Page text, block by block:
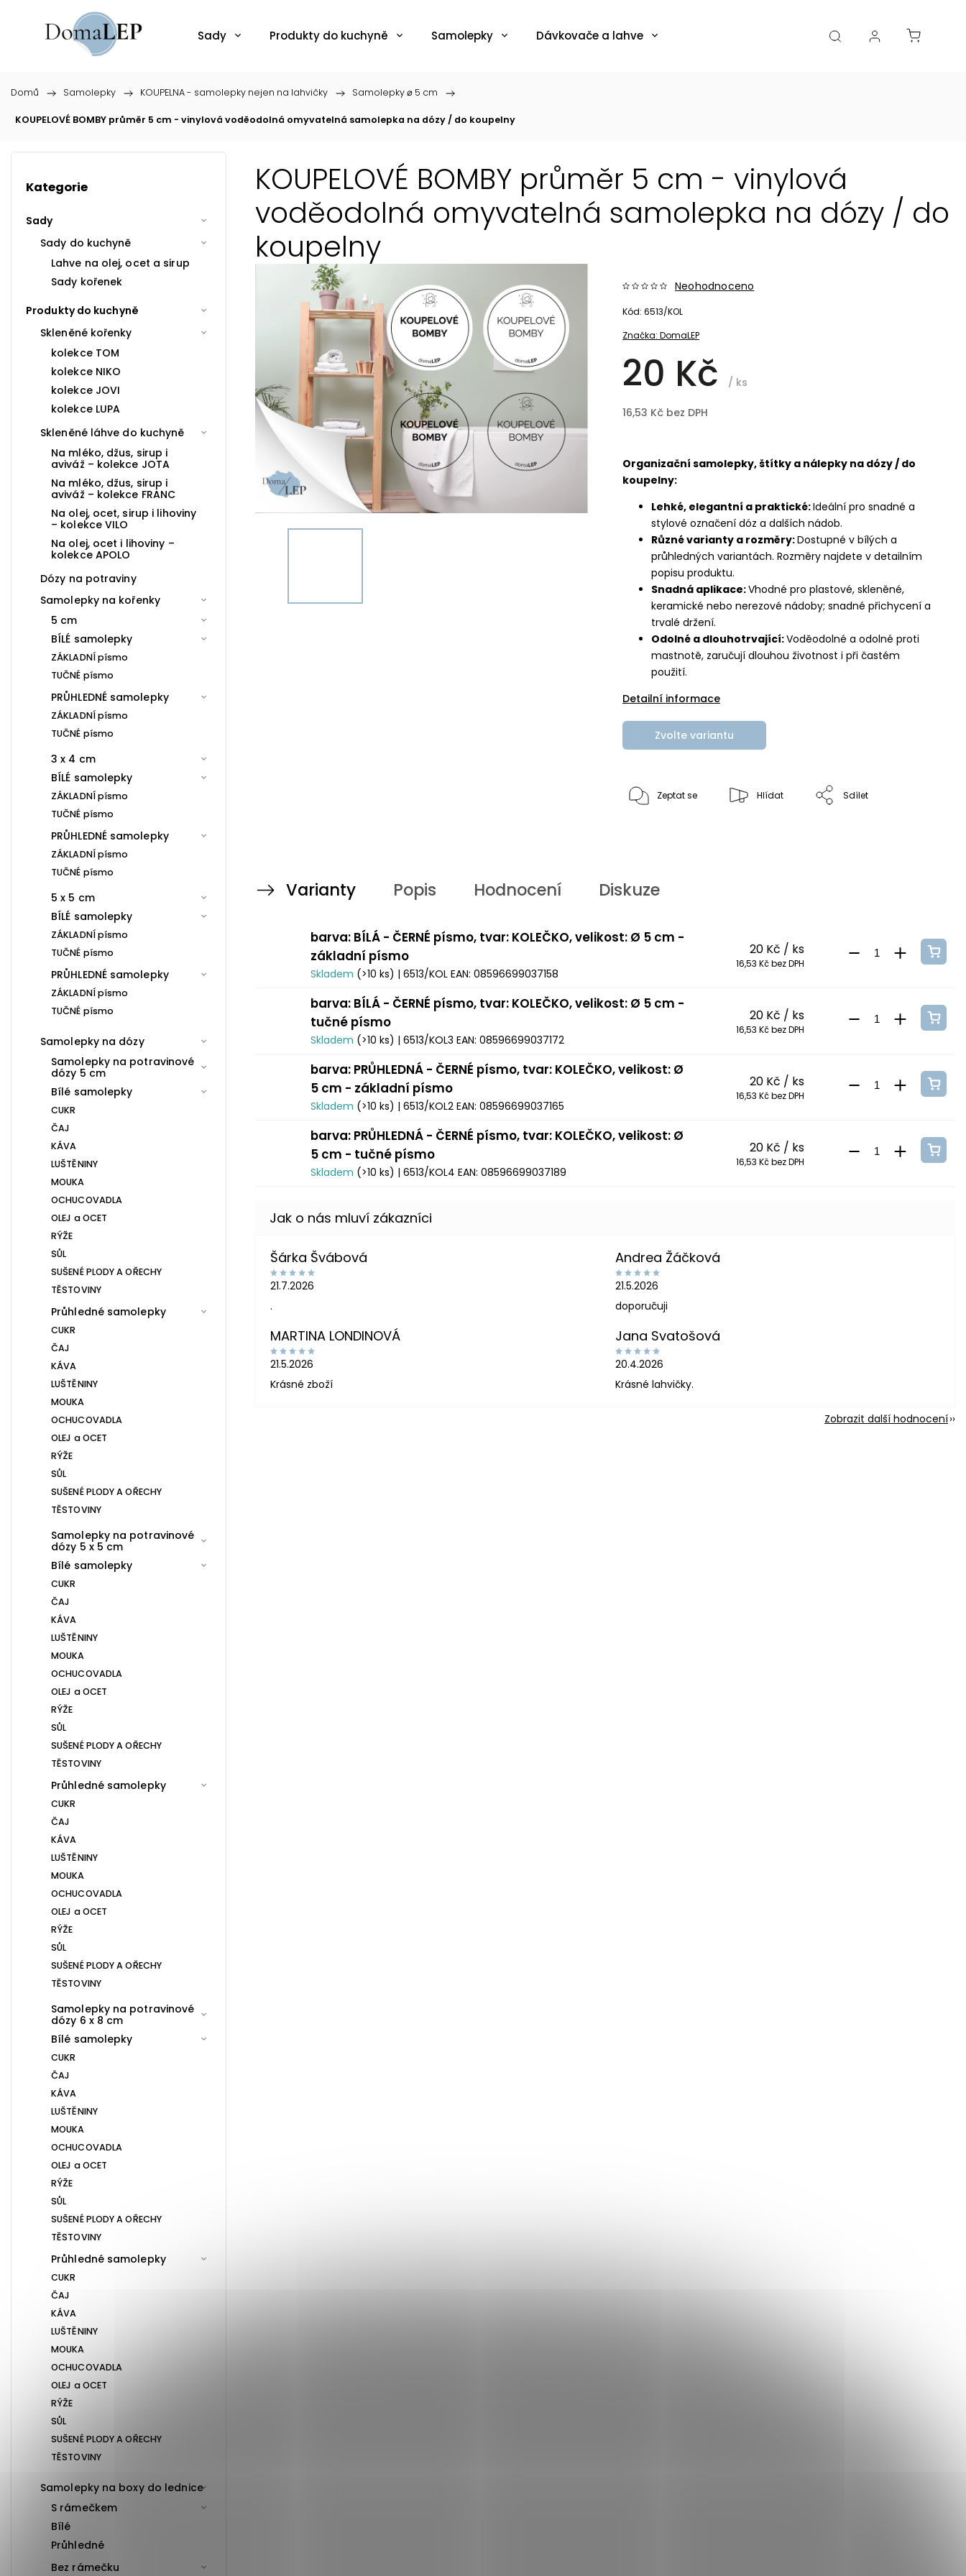
Sady Produkty do kuchyně Samolepky Dávkovače a lahve Boxy, dózy, kořenky, skleničky Akce
Domů / Samolepky / KOUPELNA - samolepky nejen na lahvičky / Samolepky ⌀ 5 cm /
KOUPELOVÉ BOMBY průměr 5 cm - vinylová voděodolná omyvatelná samolepka na dózy / do koupelny
Kategorie
Sady
Sady do kuchyně
Lahve na olej, ocet a sirup
Sady kořenek
Produkty do kuchyně
Skleněné kořenky
kolekce TOM
kolekce NIKO
kolekce JOVI
kolekce LUPA
Skleněné láhve do kuchyně
Na mléko, džus, sirup i
aviváž – kolekce JOTA
Na mléko, džus, sirup i
aviváž – kolekce FRANC
Na olej, ocet, sirup i lihoviny
– kolekce VILO
Na olej, ocet i lihoviny –
kolekce APOLO
Dózy na potraviny
Samolepky na kořenky
5 cm
BÍLÉ samolepky
ZÁKLADNÍ písmo
TUČNÉ písmo
PRŮHLEDNÉ samolepky
ZÁKLADNÍ písmo
TUČNÉ písmo
3 x 4 cm
BÍLÉ samolepky
ZÁKLADNÍ písmo
TUČNÉ písmo
PRŮHLEDNÉ samolepky
ZÁKLADNÍ písmo
TUČNÉ písmo
5 x 5 cm
BÍLÉ samolepky
ZÁKLADNÍ písmo
TUČNÉ písmo
PRŮHLEDNÉ samolepky
ZÁKLADNÍ písmo
TUČNÉ písmo
Samolepky na dózy
Samolepky na potravinové
dózy 5 cm
Bílé samolepky
CUKR
ČAJ
KÁVA
LUŠTĚNINY
MOUKA
OCHUCOVADLA
OLEJ a OCET
RÝŽE
SŮL
SUŠENÉ PLODY A OŘECHY
TĚSTOVINY
Průhledné samolepky
CUKR
ČAJ
KÁVA
LUŠTĚNINY
MOUKA
OCHUCOVADLA
OLEJ a OCET
RÝŽE
SŮL
SUŠENÉ PLODY A OŘECHY
TĚSTOVINY
Samolepky na potravinové
dózy 5 x 5 cm
Bílé samolepky
CUKR
ČAJ
KÁVA
LUŠTĚNINY
MOUKA
OCHUCOVADLA
OLEJ a OCET
RÝŽE
SŮL
SUŠENÉ PLODY A OŘECHY
TĚSTOVINY
Průhledné samolepky
CUKR
ČAJ
KÁVA
LUŠTĚNINY
MOUKA
OCHUCOVADLA
OLEJ a OCET
RÝŽE
SŮL
SUŠENÉ PLODY A OŘECHY
TĚSTOVINY
Samolepky na potravinové
dózy 6 x 8 cm
Bílé samolepky
CUKR
ČAJ
KÁVA
LUŠTĚNINY
MOUKA
OCHUCOVADLA
OLEJ a OCET
RÝŽE
SŮL
SUŠENÉ PLODY A OŘECHY
TĚSTOVINY
Průhledné samolepky
CUKR
ČAJ
KÁVA
LUŠTĚNINY
MOUKA
OCHUCOVADLA
OLEJ a OCET
RÝŽE
SŮL
SUŠENÉ PLODY A OŘECHY
TĚSTOVINY
Samolepky na boxy do lednice
S rámečkem
Bílé
Průhledné
Bez rámečku
KOUPELOVÉ BOMBY průměr 5 cm - vinylová
voděodolná omyvatelná samolepka na dózy / do
koupelny
Značka: DomaLEP
Neohodnoceno
20 Kč / ks
16,53 Kč bez DPH
Kód: 6513/KOL
Organizační samolepky, štítky a nálepky na dózy / do
koupelny:
Lehké, elegantní a praktické:Ideální pro snadné a
stylové označení dóz a dalších nádob.
Různé varianty a rozměry:Dostupné v bílých a
průhledných variantách. Rozměry najdete v detailním
popisu produktu.
Snadná aplikace:Vhodné pro plastové, skleněné,
keramické nebo nerezové nádoby; snadné přichycení a
trvalé držení.
Odolné a dlouhotrvající:Voděodolné a odolné proti
mastnotě, zaručují dlouhou životnost i při častém
použití.
Detailní informace
Zvolte variantu
Zeptat se Hlídat Sdílet
Varianty Popis Hodnocení Diskuze
barva: BÍLÁ - ČERNÉ písmo, tvar: KOLEČKO, velikost: Ø 5 cm -
základní písmo
Skladem (>10 ks) | 6513/KOL EAN: 08596699037158
20 Kč / ks
16,53 Kč bez DPH
barva: BÍLÁ - ČERNÉ písmo, tvar: KOLEČKO, velikost: Ø 5 cm -
tučné písmo
Skladem (>10 ks) | 6513/KOL3 EAN: 08596699037172
20 Kč / ks
16,53 Kč bez DPH
barva: PRŮHLEDNÁ - ČERNÉ písmo, tvar: KOLEČKO, velikost: Ø
5 cm - základní písmo
Skladem (>10 ks) | 6513/KOL2 EAN: 08596699037165
20 Kč / ks
16,53 Kč bez DPH
barva: PRŮHLEDNÁ - ČERNÉ písmo, tvar: KOLEČKO, velikost: Ø
5 cm - tučné písmo
Skladem (>10 ks) | 6513/KOL4 EAN: 08596699037189
20 Kč / ks
16,53 Kč bez DPH
Šárka Švábová
21.7.2026
.
Andrea Žáčková
21.5.2026
doporučuji
MARTINA LONDINOVÁ
21.5.2026
Krásné zboží
Jana Svatošová
20.4.2026
Krásné lahvičky.
Zobrazit další hodnocení